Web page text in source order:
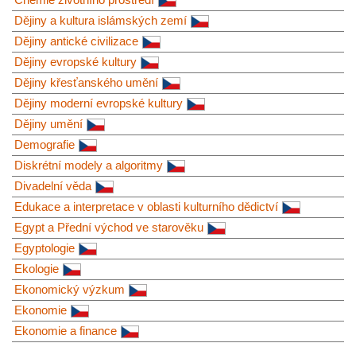
Dějiny a kultura islámských zemí
Dějiny antické civilizace
Dějiny evropské kultury
Dějiny křesťanského umění
Dějiny moderní evropské kultury
Dějiny umění
Demografie
Diskrétní modely a algoritmy
Divadelní věda
Edukace a interpretace v oblasti kulturního dědictví
Egypt a Přední východ ve starověku
Egyptologie
Ekologie
Ekonomický výzkum
Ekonomie
Ekonomie a finance